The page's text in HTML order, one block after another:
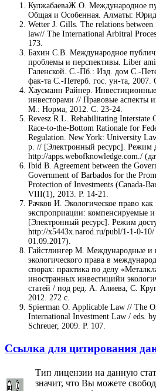
КулжабаеваЖ.О. Международное
Общая и Особенная. Алматы:
Wetter J. Gills. The relations
law// The International Arbitral
173.
Бахин С.В. Международное
проблемы и перспективы. Liber
Галенской. С.-Пб.: Изд. дом С.-
фак-та С.-Петерб. гос. ун-та, 2007.
Хаусманн Райнер.
инвесторами // Правовые аспекты
М.: Норма, 2012. С. 23-24.
Revesz R.L. Rehabilitating Interstate
Race-to-the-Bottom Rationale for
Regulation. New York: University
р. // [Электронный ресурс]. Режим
http://apps.webofknowledge.com./
Ibid B. Agreement between the
Government of Barbados for the
Protection of Investments (Canada-
VIII(1), 2013. Р. 14-21.
Рачков И. Экологическое право
экспроприации: компенсируемые и
[Электронный ресурс]. Режим
http://x5443x.narod.ru/publ/1-1-0-10/
01.09.2017).
Гайстлингер М. Международные и
экологического права в
спорах: практика по делу
иностранных инвестицийи
статей / под ред. А. Алиева, С.
2012. 272 с.
Spierman O. Applicable Law // The
International Investment Law / eds.
Schreuer, 2009. P. 107.
Ссылка для цитирования
Тип лицензии на данную
значит, что Вы можете